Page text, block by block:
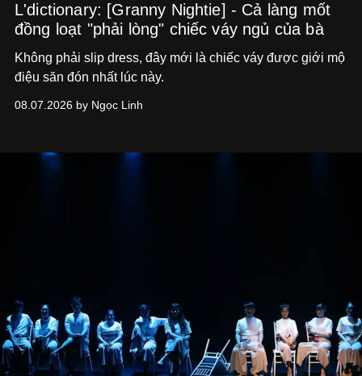
L'dictionary: [Granny Nightie] - Cả làng mốt
đồng loạt "phải lòng" chiếc váy ngủ của bà
Không phải slip dress, đây mới là chiếc váy được giới mộ
điệu săn đón nhất lúc này.
08.07.2026 by Ngọc Linh